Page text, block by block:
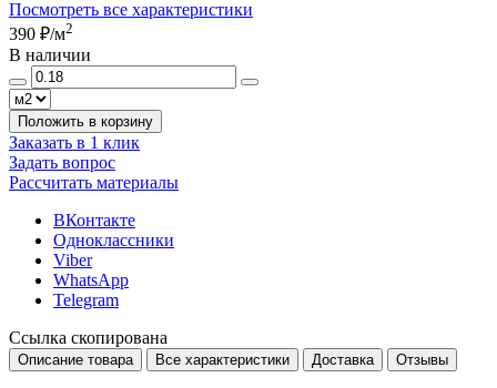
Посмотреть все характеристики
390 ₽/м2
В наличии
Положить в корзину
Заказать в 1 клик
Задать вопрос
Рассчитать материалы
ВКонтакте
Одноклассники
Viber
WhatsApp
Telegram
Ссылка скопирована
Описание товара Все характеристики Доставка Отзывы